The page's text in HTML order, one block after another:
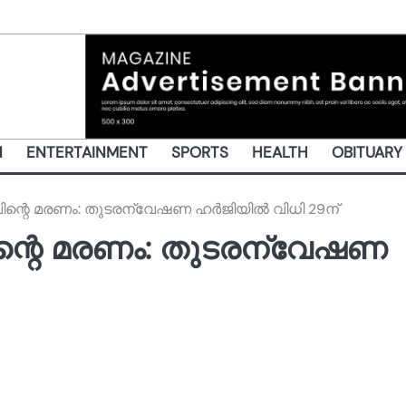
ENTERTAINMENT SPORTS HEALTH OBITUARY
മരണം: തുടരന്വേഷണ ഹർജിയിൽ വിധി 29ന്
മരണം: തുടരന്വേഷണ